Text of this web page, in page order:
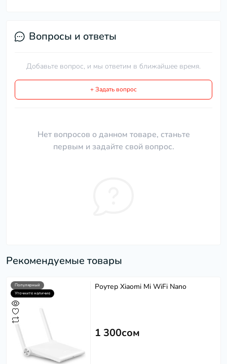
Вопросы и ответы
Добавьте вопрос, и мы ответим в ближайшее время.
+ Задать вопрос
Нет вопросов о данном товаре, станьте
первым и задайте свой вопрос.
Рекомендуемые товары
Популярный
Уточните наличие
Роутер Xiaomi Mi WiFi Nano
1 300сом